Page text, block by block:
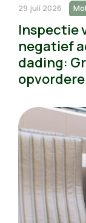
29 juli 2026
Inspectie
negatief
dading: